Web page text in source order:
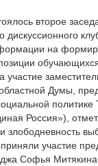
второе
дискуссионного
на
участие
Думы,
политике
Россия»),
и злободневность
участие
Софья Митякина